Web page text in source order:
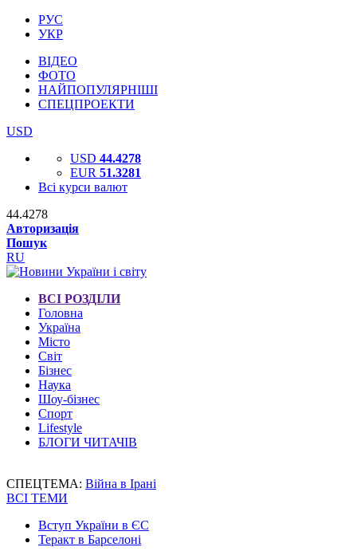
РУС
УКР
ВІДЕО
ФОТО
НАЙПОПУЛЯРНІШІ
СПЕЦПРОЕКТИ
USD
USD 44.4278
EUR 51.3281
Всі курси валют
44.4278
Авторизація
Пошук
RU
ВСІ РОЗДІЛИ
Головна
Україна
Місто
Світ
Бізнес
Наука
Шоу-бізнес
Спорт
Lifestyle
БЛОГИ ЧИТАЧІВ
СПЕЦТЕМА: Війна в Ірані
ВСІ ТЕМИ
Вступ України в ЄС
Теракт в Барселоні